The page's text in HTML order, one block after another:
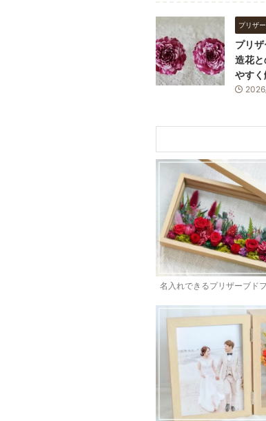
プリザ
プリ
造花と
やす
名入れできるプリザーブド